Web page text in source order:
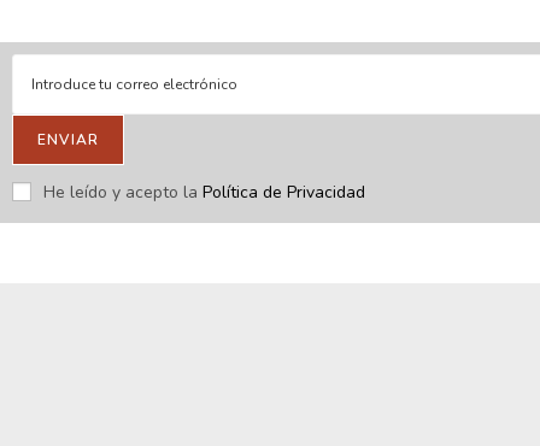
ENVIAR
He leído y acepto la Política de Privacidad